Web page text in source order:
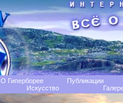
О Гиперборее
Публикации
Искусство